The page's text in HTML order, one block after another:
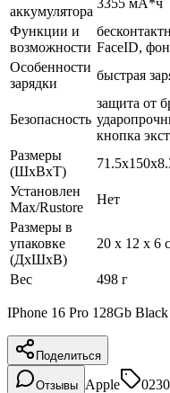
аккумулятора
Функции и
возможности FaceID,
Особенности
зарядки
быстрая
Безопасность
защита от
кнопка
Размеры
(ШхВхТ)
Установлен
Max/Rustore
Нет
Размеры в
упаковке
(ДхШхВ)
20 x 12 x 6
Вес 498 г
IPhone 16 Pro 128Gb
Поделиться
Отзывы Apple